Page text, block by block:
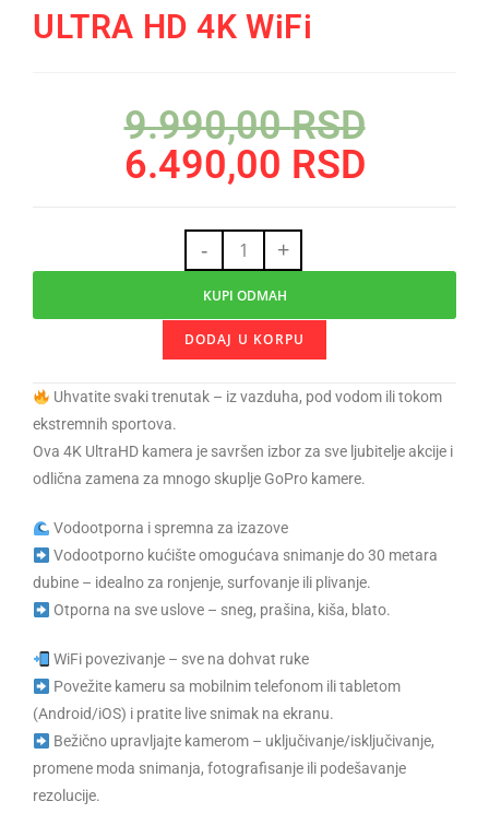
ULTRA HD 4K WiFi
Uhvatite svaki trenutak – iz vazduha, pod vodom ili tokom
ekstremnih sportova.
Ova 4K UltraHD kamera je savršen izbor za sve ljubitelje akcije i
odlična zamena za mnogo skuplje GoPro kamere.
Vodootporna i spremna za izazove
Vodootporno kućište omogućava snimanje do 30 metara
dubine – idealno za ronjenje, surfovanje ili plivanje.
Otporna na sve uslove – sneg, prašina, kiša, blato.
WiFi povezivanje – sve na dohvat ruke
Povežite kameru sa mobilnim telefonom ili tabletom
(Android/iOS) i pratite live snimak na ekranu.
Bežično upravljajte kamerom – uključivanje/isključivanje,
promene moda snimanja, fotografisanje ili podešavanje
rezolucije.
9.990,00RSD
6.490,00 RSD
- +
DODAJ U KORPU
KUPI ODMAH